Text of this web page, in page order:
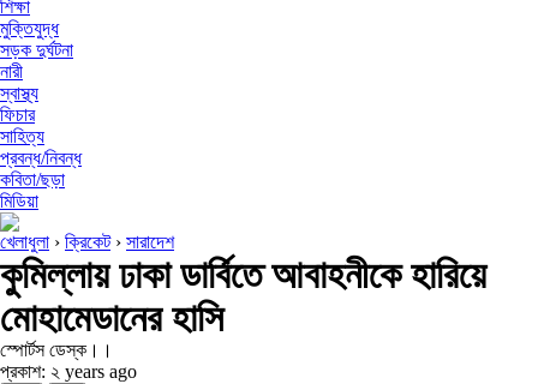
শিক্ষা
মুক্তিযুদ্ধ
সড়ক দুর্ঘটনা
নারী
স্বাস্থ্য
ফিচার
সাহিত্য
প্রবন্ধ/নিবন্ধ
কবিতা/ছড়া
মিডিয়া
খেলাধুলা › ক্রিকেট› সারাদেশ
কুমিল্লায় ঢাকা ডার্বিতে আবাহনীকে হারিয়ে
মোহামেডানের হাসি
স্পোর্টস ডেস্ক।।
প্রকাশ: ২ years ago